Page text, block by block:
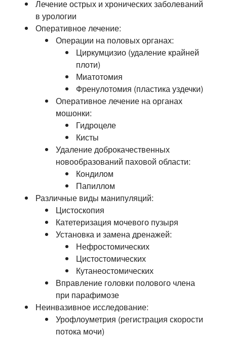
Лечение острых и хронических заболеваний
в урологии
Оперативное лечение:
Операции на половых органах:
Циркумцизио (удаление крайней
плоти)
Миатотомия
Френулотомия (пластика уздечки)
Оперативное лечение на органах
мошонки:
Гидроцеле
Кисты
Удаление доброкачественных
новообразований паховой области:
Кондилом
Папиллом
Различные виды манипуляций:
Цистоскопия
Катетеризация мочевого пузыря
Установка и замена дренажей:
Нефростомических
Цистостомических
Кутанеостомических
Вправление головки полового члена
при парафимозе
Неинвазивное исследование:
Урофлоуметрия (регистрация скорости
потока мочи)